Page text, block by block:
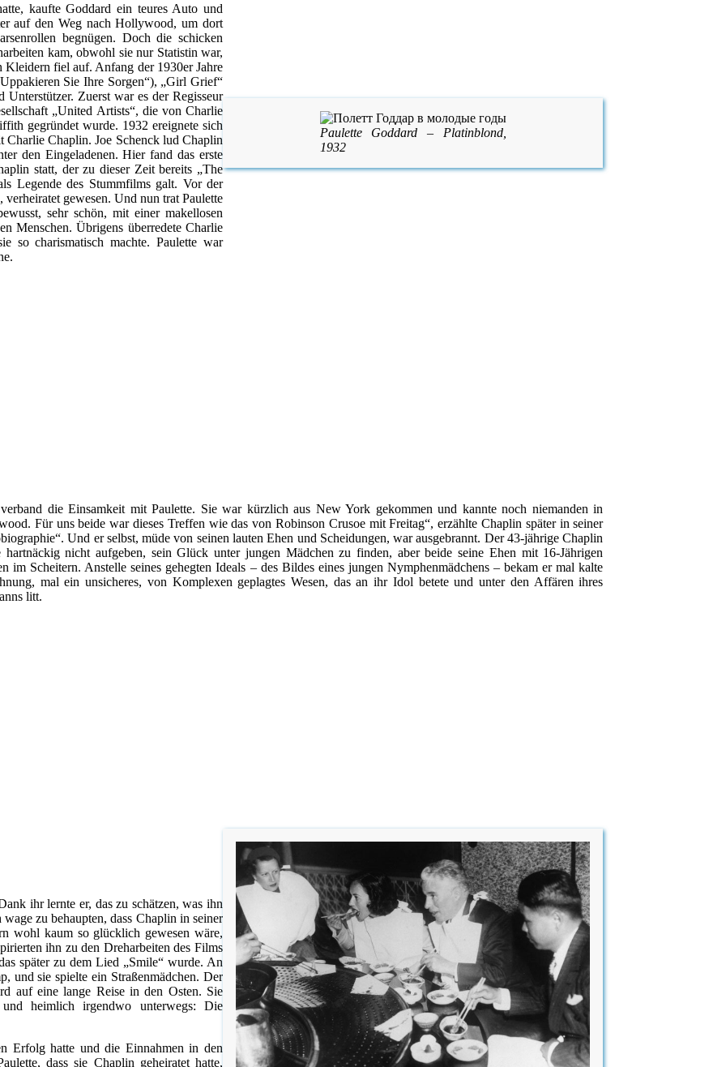
kaufte Goddard ein teures Auto und
auf den Weg nach Hollywood, um dort
begnügen. Doch die schicken
kam, obwohl sie nur Statistin war,
fiel auf. Anfang der 1930er Jahre
Sie Ihre Sorgen“), „Girl Grief“
Unterstützer. Zuerst war es der Regisseur
„United Artists“, die von Charlie
gegründet wurde. 1932 ereignete sich
Chaplin. Joe Schenck lud Chaplin
den Eingeladenen. Hier fand das erste
statt, der zu dieser Zeit bereits „The
Legende des Stummfilms galt. Vor der
gewesen. Und nun trat Paulette
sehr schön, mit einer makellosen
Menschen. Übrigens überredete Charlie
so charismatisch machte. Paulette war
Paulette Goddard – Platinblond,
1932
die Einsamkeit mit Paulette. Sie war kürzlich aus New York gekommen und kannte noch niemanden in
Für uns beide war dieses Treffen wie das von Robinson Crusoe mit Freitag“, erzählte Chaplin später in seiner
Und er selbst, müde von seinen lauten Ehen und Scheidungen, war ausgebrannt. Der 43-jährige Chaplin
hartnäckig nicht aufgeben, sein Glück unter jungen Mädchen zu finden, aber beide seine Ehen mit 16-Jährigen
im Scheitern. Anstelle seines gehegten Ideals – des Bildes eines jungen Nymphenmädchens – bekam er mal kalte
mal ein unsicheres, von Komplexen geplagtes Wesen, das an ihr Idol betete und unter den Affären ihres
litt.
ihr lernte er, das zu schätzen, was ihn
zu behaupten, dass Chaplin in seiner
wohl kaum so glücklich gewesen wäre,
ihn zu den Dreharbeiten des Films
später zu dem Lied „Smile“ wurde. An
und sie spielte ein Straßenmädchen. Der
auf eine lange Reise in den Osten. Sie
heimlich irgendwo unterwegs: Die
Erfolg hatte und die Einnahmen in den
dass sie Chaplin geheiratet hatte,